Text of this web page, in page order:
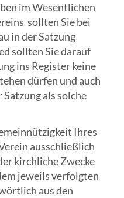
im Wesentlichen
sollten Sie bei
in der Satzung
sollten Sie darauf
ins Register keine
dürfen und auch
als solche
Ihres
ausschließlich
kirchliche Zwecke
jeweils verfolgten
aus den